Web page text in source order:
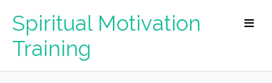
Spiritual Motivation
Training